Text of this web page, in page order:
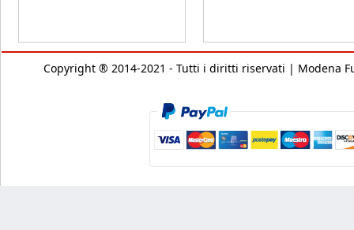
Copyright ® 2014-2021 - Tutti i diritti riservati | Modena